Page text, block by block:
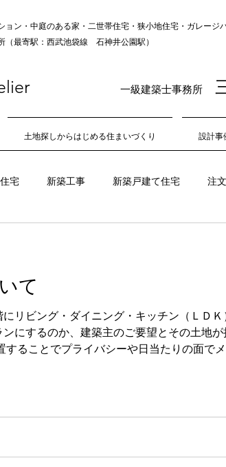
ョン・中庭のある家・二世帯住宅・狭小地住宅・ガレージ
（最寄駅：西武池袋線 石神井公園駅）
r 一級建築士事務所
土地探しからはじめる住まいづくり 設計事
宅 新築工事 新築戸建て住宅 注
中庭て
リビング・ダイニング・キッチン（ＬＤ
にするのか、建築主のご要望とその土地
ることでプライバシーや日当たりの面で